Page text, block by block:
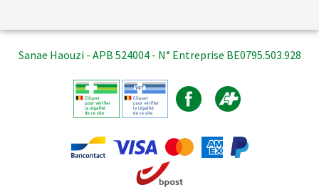
Sanae Haouzi - APB 524004 - N° Entreprise BE0795.503.928